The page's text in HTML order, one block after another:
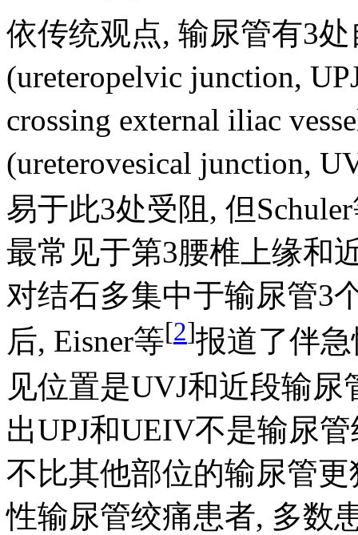
依传统观点, 输尿管有3
(ureteropelvic junction,
crossing external iliac
(ureterovesical junction,
易于此3处受阻, 但
最常见于第3腰椎上缘和
对结石多集中于输尿管3
后, Eisner等[2]报道了伴
见位置是UVJ和近段输尿
出UPJ和UEIV不是输尿
不比其他部位的输尿管
性输尿管绞痛患者, 多数